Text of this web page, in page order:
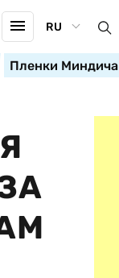
RU
Пленки Миндича